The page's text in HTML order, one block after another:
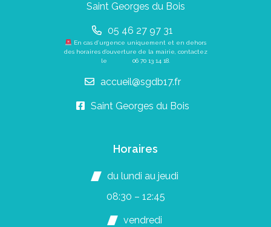
Saint Georges du Bois
05 46 27 97 31
En cas d’urgence uniquement et en dehors
des horaires d’ouverture de la mairie, contactez
le 06 70 13 14 18.
accueil@sgdb17.fr
Saint Georges du Bois
Horaires
du lundi au jeudi
08:30 – 12:45
vendredi